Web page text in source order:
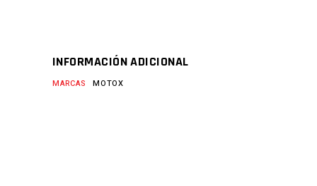
INFORMACIÓN ADICIONAL
MARCAS MOTOX